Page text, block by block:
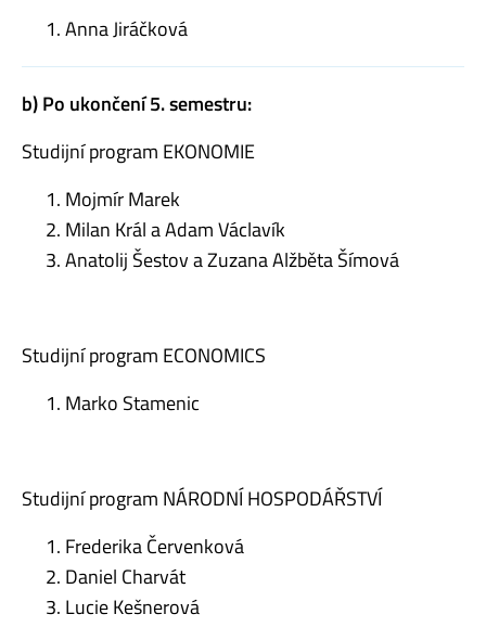
Anna Jiráčková
b) Po ukončení 5. semestru:
Studijní program EKONOMIE
Mojmír Marek
Milan Král a Adam Václavík
Anatolij Šestov a Zuzana Alžběta Šímová
Studijní program ECONOMICS
Marko Stamenic
Studijní program NÁRODNÍ HOSPODÁŘSTVÍ
Frederika Červenková
Daniel Charvát
Lucie Kešnerová